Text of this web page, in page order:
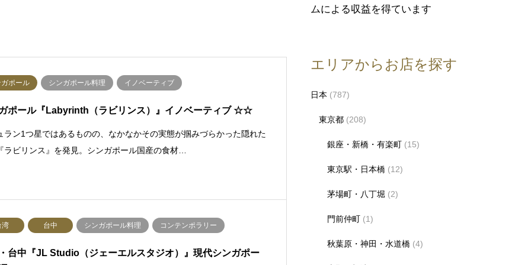
ポール シンガポール料理 イノベーティブ
ポール『Labyrinth（ラビリンス）』イノベーティブ ☆☆
ラン1つ星ではあるものの、なかなかその実態が掴みづらかった隠れた
ラビリンス』を発見。シンガポール国産の食材…
湾 台中 シンガポール料理 コンテンポラリー
台中『JL Studio（ジェーエルスタジオ）』現代シンガポー
ムによる収益を得ています
エリアからお店を探す
日本 (787)
東京都 (208)
銀座・新橋・有楽町 (15)
東京駅・日本橋 (12)
茅場町・八丁堀 (2)
門前仲町 (1)
秋葉原・神田・水道橋 (4)